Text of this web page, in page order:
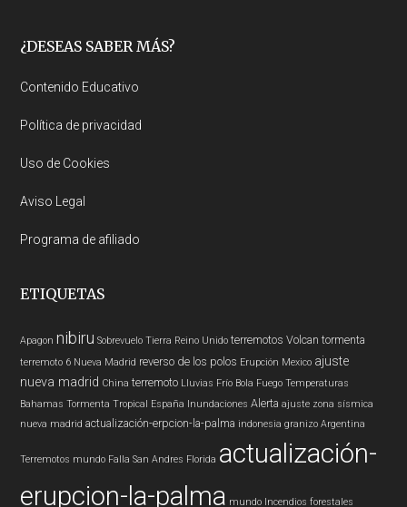
Footer
¿DESEAS SABER MÁS?
Contenido Educativo
Política de privacidad
Uso de Cookies
Aviso Legal
Programa de afiliado
ETIQUETAS
Apagon nibiru Sobrevuelo Tierra Reino Unido terremotos Volcan tormenta
terremoto 6 Nueva Madrid reverso de los polos Erupción Mexico ajuste
nueva madrid China terremoto Lluvias Frío Bola Fuego Temperaturas
Bahamas Tormenta Tropical España Inundaciones Alerta ajuste zona sísmica
nueva madrid actualización-erpcion-la-palma indonesia granizo Argentina
Terremotos mundo Falla San Andres Florida actualización-
erupcion-la-palma mundo Incendios forestales